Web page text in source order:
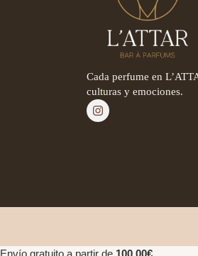
Cada perfume en
culturas y emociones.
Envío gratuito a partir de 100,00€